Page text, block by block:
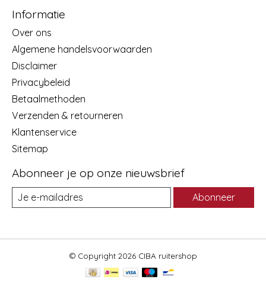
Informatie
Over ons
Algemene handelsvoorwaarden
Disclaimer
Privacybeleid
Betaalmethoden
Verzenden & retourneren
Klantenservice
Sitemap
Abonneer je op onze nieuwsbrief
Abonneer
© Copyright 2026 CIBA ruitershop